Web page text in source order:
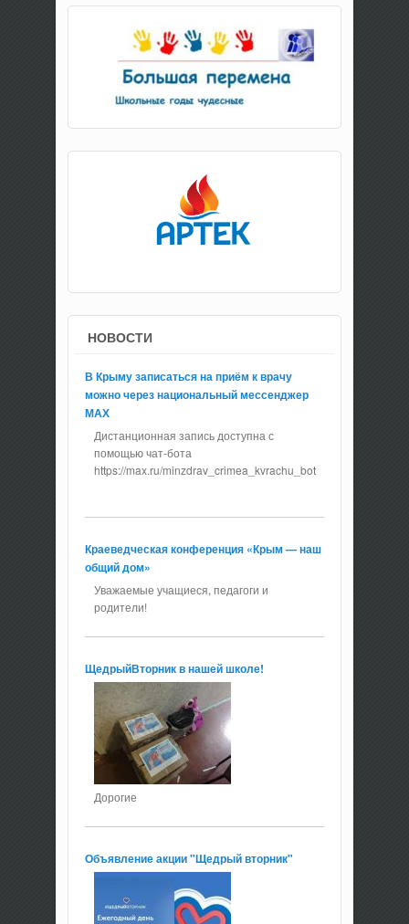
НОВОСТИ
В Крыму записаться на приём к врачу
можно через национальный мессенджер
МАХ
Дистанционная запись доступна с
помощью чат-бота
https://max.ru/minzdrav_crimea_kvrachu_bot
Краеведческая конференция «Крым — наш
общий дом»
Уважаемые учащиеся, педагоги и
родители!
ЩедрыйВторник в нашей школе!
Дорогие
Объявление акции "Щедрый вторник"